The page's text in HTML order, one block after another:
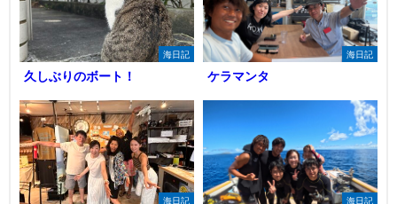
海日記
久しぶりのボート！
海日記
ケラマンタ
海日記 海日記